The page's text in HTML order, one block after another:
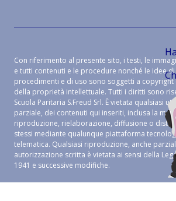
Con riferimento al presente sito, i testi, le
e tutti contenuti e le procedure nonché le idee
procedimenti e di uso sono soggetti a
della proprietà intellettuale. Tutti i diritti sono
Scuola Paritaria S.Freud Srl. È vietata qualsiasi
parziale, dei contenuti qui inseriti, inclusa la
riproduzione, rielaborazione, diffusione o
stessi mediante qualunque piattaforma
telematica. Qualsiasi riproduzione, anche
autorizzazione scritta è vietata ai sensi della
1941 e successive modifiche.
CREDITS:ALEIDE WEB AGENCY